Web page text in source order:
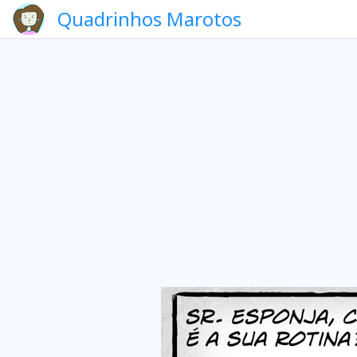
Quadrinhos Marotos